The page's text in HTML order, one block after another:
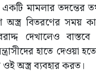
একটি মামলার তদন্তের
বিতরণের সময়
দেখালেও
হাতে দেওয়া
অস্ত্র ব্যবহার করত।